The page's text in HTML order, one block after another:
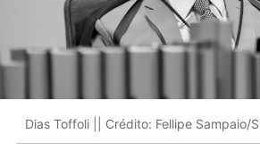
Dias Toffoli || Crédito: Fellipe Sampaio/